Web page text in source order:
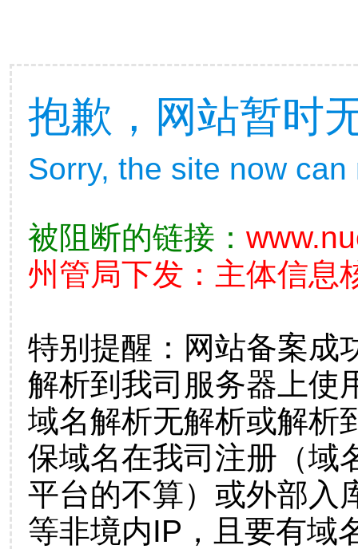
抱歉，网站暂时
Sorry, the site now
被阻断的链接：
州管局下发：主体信息
特别提醒：网站备案成
解析到我司服务器上使
域名解析无解析或解析
保域名在我司注册（域
平台的不算）或外部入
等非境内IP，且要有域